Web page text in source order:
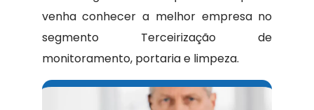
venha conhecer a melhor empresa no
segmento Terceirização de
monitoramento, portaria e limpeza.